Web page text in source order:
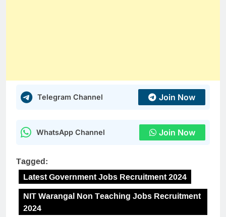
Telegram Channel Join Now
WhatsApp Channel Join Now
Tagged:
Latest Government Jobs Recruitment 2024
NIT Warangal Non Teaching Jobs Recruitment
2024